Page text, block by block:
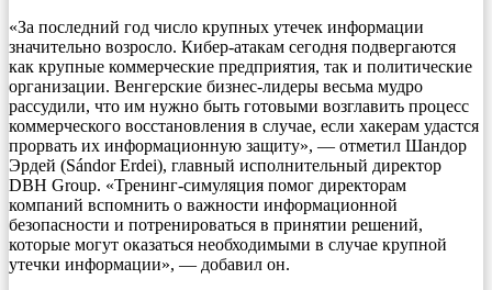
«За последний год число крупных утечек информации
значительно возросло. Кибер-атакам сегодня подвергаются
как крупные коммерческие предприятия, так и политические
организации. Венгерские бизнес-лидеры весьма мудро
рассудили, что им нужно быть готовыми возглавить процесс
коммерческого восстановления в случае, если хакерам удастся
прорвать их информационную защиту», — отметил Шандор
Эрдей (Sándor Erdei), главный исполнительный директор
DBH Group. «Тренинг-симуляция помог директорам
компаний вспомнить о важности информационной
безопасности и потренироваться в принятии решений,
которые могут оказаться необходимыми в случае крупной
утечки информации», — добавил он.